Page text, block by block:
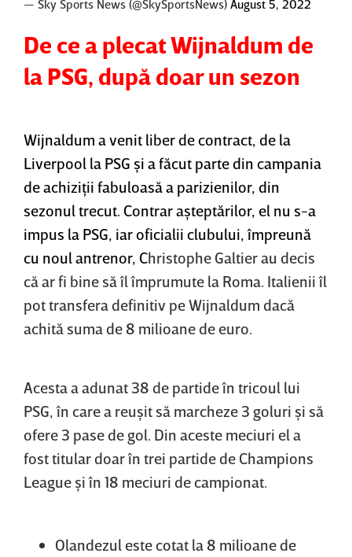
— Sky Sports News (@SkySportsNews) August 5, 2022
De ce a plecat Wijnaldum de
la PSG, după doar un sezon
Wijnaldum a venit liber de contract, de la
Liverpool la PSG şi a făcut parte din campania
de achiziţii fabuloasă a parizienilor, din
sezonul trecut. Contrar aşteptărilor, el nu s-a
impus la PSG, iar oficialii clubului, împreună
cu noul antrenor, Christophe Galtier au decis
că ar fi bine să îl împrumute la Roma. Italienii îl
pot transfera definitiv pe Wijnaldum dacă
achită suma de 8 milioane de euro.
Acesta a adunat 38 de partide în tricoul lui
PSG, în care a reuşit să marcheze 3 goluri şi să
ofere 3 pase de gol. Din aceste meciuri el a
fost titular doar în trei partide de Champions
League şi în 18 meciuri de campionat.
Olandezul este cotat la 8 milioane de